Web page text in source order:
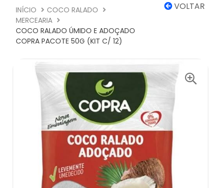
VOLTAR
INÍCIO
COCO RALADO
MERCEARIA
COCO RALADO ÚMIDO E ADOÇADO
COPRA PACOTE 50G (KIT C/ 12)